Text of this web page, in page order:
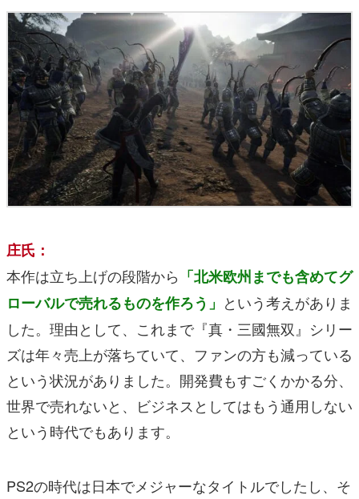
庄氏：
本作は立ち上げの段階から 「北米欧州までも含めてグ
ローバルで売れるものを作ろう」 という考えがありま
した。理由として、これまで『真・三國無双』シリー
ズは年々売上が落ちていて、ファンの方も減っている
という状況がありました。開発費もすごくかかる分、
世界で売れないと、ビジネスとしてはもう通用しない
という時代でもあります。
PS2の時代は日本でメジャーなタイトルでしたし、そ